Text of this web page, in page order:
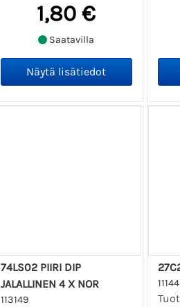
1,80 €
Saatavilla
74LS02 PIIRI DIP
JALALLINEN 4 X NOR
113149